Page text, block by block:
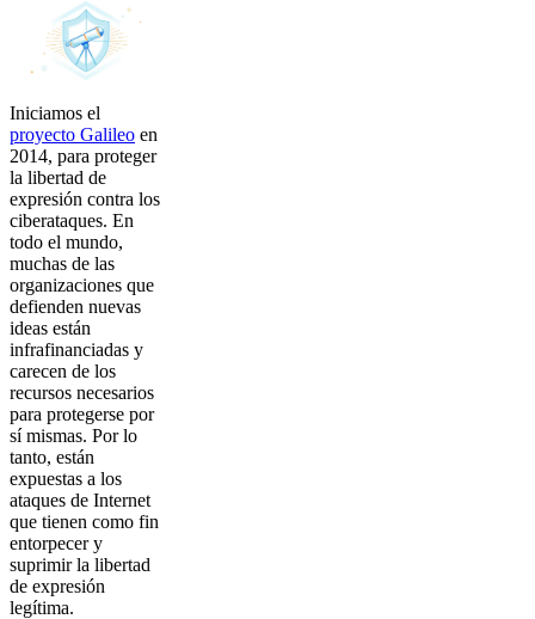
Iniciamos el
proyecto Galileo en
2014, para proteger
la libertad de
expresión contra los
ciberataques. En
todo el mundo,
muchas de las
organizaciones que
defienden nuevas
ideas están
infrafinanciadas y
carecen de los
recursos necesarios
para protegerse por
sí mismas. Por lo
tanto, están
expuestas a los
ataques de Internet
que tienen como fin
entorpecer y
suprimir la libertad
de expresión
legítima.